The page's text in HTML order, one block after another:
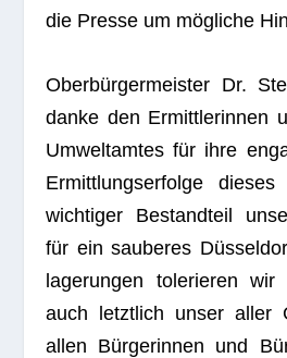
die Presse um mög­li­che
Ober­bür­ger­meis­ter Dr.
danke den Ermitt­le­rin­nen
Umwelt­am­tes für ihre
Ermitt­lungs­er­folge
wich­ti­ger Bestand­teil
für ein sau­be­res
la­ge­run­gen tole­rie­ren
auch letzt­lich unser aller
allen Bür­ge­rin­nen und